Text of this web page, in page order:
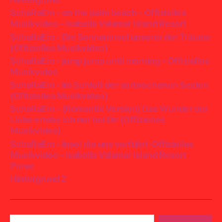
SchaRaEm – on the palm beach – Offizielles
Musikvideo – Isabella Valamar Island Resort
SchaRaEm – Die Sonneninsel unserer der Träume
(Offizielles Musikvideo)
SchaRaEm – jump jump until morning – Offizielles
Musikvideo
SchaRaEm – Im Schloß der zerbrochenen Seelen
(Offizielles Musikvideo)
SchaRaEm – (Romantik Version) Das Wunder der
Liebe erlebe ich nur bei Dir (Offizielles
Musikvideo)
SchaRaEm – Insel die uns verführt-Offizielles
Musikvideo – Isabella Valamar Island Resort
Porec
Hintergrund 2